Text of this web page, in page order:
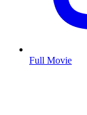
Full Movie